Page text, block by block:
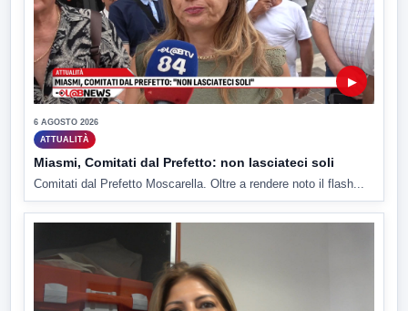
▶
6 AGOSTO 2026
ATTUALITÀ
Miasmi, Comitati dal Prefetto: non lasciateci soli
Comitati dal Prefetto Moscarella. Oltre a rendere noto il flash...